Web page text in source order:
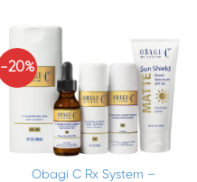
-20%
Obagi C Rx System –